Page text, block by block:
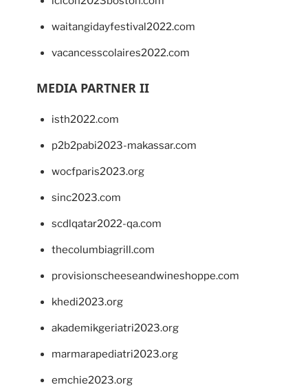
waitangidayfestival2022.com
vacancesscolaires2022.com
MEDIA PARTNER II
isth2022.com
p2b2pabi2023-makassar.com
wocfparis2023.org
sinc2023.com
scdlqatar2022-qa.com
thecolumbiagrill.com
provisionscheeseandwineshoppe.com
khedi2023.org
akademikgeriatri2023.org
marmarapediatri2023.org
emchie2023.org